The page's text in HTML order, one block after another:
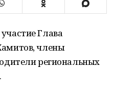
Глава
члены
региональных